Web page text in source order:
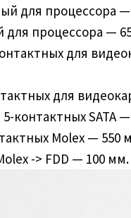
для процессора
для процессора —
для
для
контактных SATA
Molex — 550
-> FDD — 100 мм.